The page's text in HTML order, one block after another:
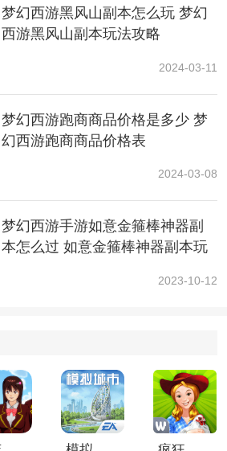
梦幻西游黑风山副本怎么玩 梦幻
西游黑风山副本玩法攻略
2024-03-11
梦幻西游跑商商品价格是多少 梦
幻西游跑商商品价格表
2024-03-08
梦幻西游手游如意金箍棒神器副
本怎么过 如意金箍棒神器副本玩
2023-10-12